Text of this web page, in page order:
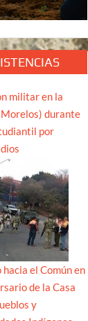
militar en la
durante
por
hacia el Común en
de la Casa
y